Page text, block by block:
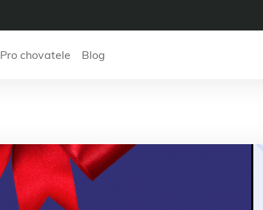
Pro chovatele Blog